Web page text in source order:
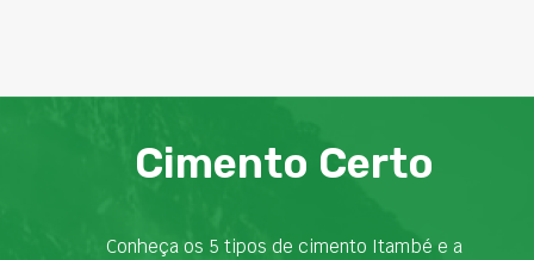
Cimento Certo
Conheça os 5 tipos de cimento Itambé e a